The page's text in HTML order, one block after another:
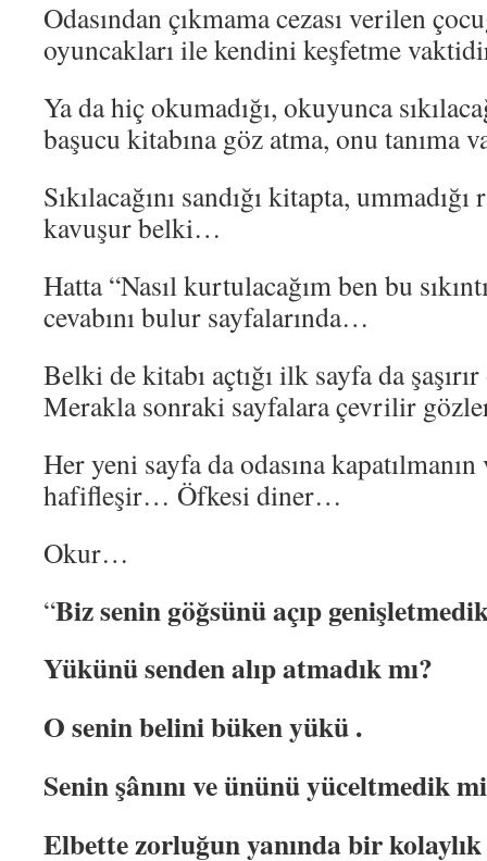
Odasından çıkmama cezası verilen
oyuncakları ile kendini keşfetme
Ya da hiç okumadığı, okuyunca
başucu kitabına göz atma, onu
Sıkılacağını sandığı kitapta,
kavuşur belki…
Hatta “Nasıl kurtulacağım ben bu
cevabını bulur sayfalarında…
Belki de kitabı açtığı ilk sayfa da
Merakla sonraki sayfalara çevrilir
Her yeni sayfa da odasına
hafifleşir… Öfkesi diner…
Okur…
“Biz senin göğsünü açıp
Yükünü senden alıp atmadık mı?
O senin belini büken yükü .
Senin şânını ve ününü yüceltmedik
Elbette zorluğun yanında bir